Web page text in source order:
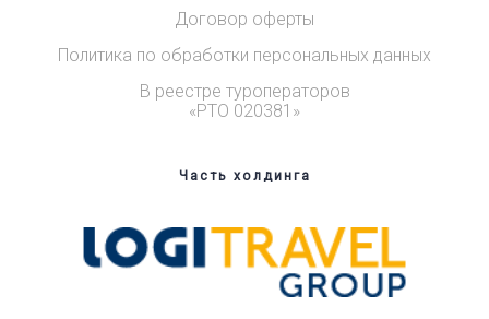
Договор оферты
Политика по обработки персональных данных
В реестре туроператоров
«РТО 020381»
Часть холдинга